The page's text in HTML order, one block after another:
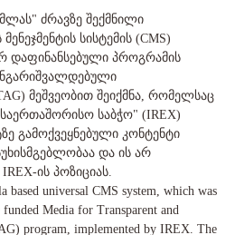
ძრავზე შექმნილი
სისტემის (CMS)
დაფინანსებული პროგრამის
მეშვეობით შეიქმნა, რომელსაც
საბჭო" (IREX)
გამოქვეყნებული კონტენტი
და ის არ
ის პოზიციას.
based universal CMS system, which was
Media for Transparent and
program, implemented by IREX. The